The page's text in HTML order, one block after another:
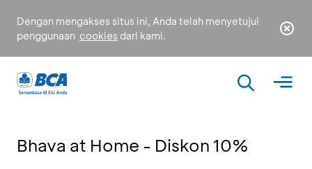
Dengan mengakses situs ini, Anda telah menyetujui
penggunaan cookies dari kami.
Bhava at Home - Diskon 10%